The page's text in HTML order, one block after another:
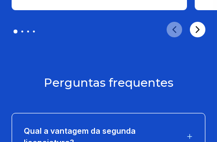
Perguntas frequentes
Qual a vantagem da segunda